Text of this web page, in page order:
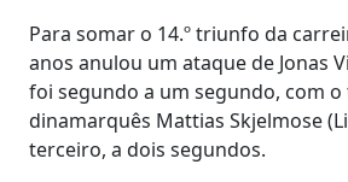
Para somar o 14.º triunfo da
anos anulou um ataque de Jonas
foi segundo a um segundo, com
dinamarquês Mattias Skjelmose
terceiro, a dois segundos.